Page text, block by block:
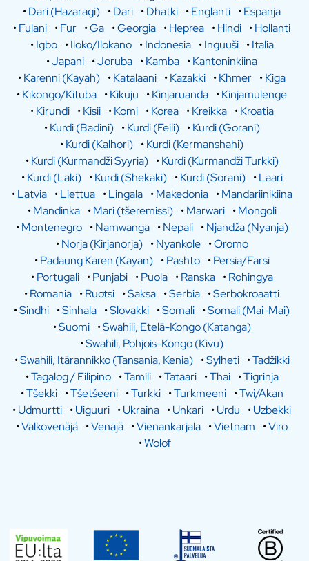
•Dari (Hazaragi) •Dari •Dhatki •Englanti •Espanja
•Fulani •Fur •Ga •Georgia •Heprea •Hindi •Hollanti
•Igbo •Iloko/Ilokano •Indonesia •Inguuši •Italia
•Japani •Joruba •Kamba •Kantoninkiina
•Karenni (Kayah) •Katalaani •Kazakki •Khmer •Kiga
•Kikongo/Kituba •Kikuju •Kinjaruanda •Kinjamulenge
•Kirundi •Kisii •Komi •Korea •Kreikka •Kroatia
•Kurdi (Badini) •Kurdi (Feili) •Kurdi (Gorani)
•Kurdi (Kalhori) •Kurdi (Kermanshahi)
•Kurdi (Kurmandži Syyria) •Kurdi (Kurmandži Turkki)
•Kurdi (Laki) •Kurdi (Shekaki) •Kurdi (Sorani) •Laari
•Latvia •Liettua •Lingala •Makedonia •Mandariinikiina
•Mandinka •Mari (tšeremissi) •Marwari •Mongoli
•Montenegro •Namwanga •Nepali •Njandža (Nyanja)
•Norja (Kirjanorja) •Nyankole •Oromo
•Padaung Karen (Kayan) •Pashto •Persia/Farsi
•Portugali •Punjabi •Puola •Ranska •Rohingya
•Romania •Ruotsi •Saksa •Serbia •Serbokroaatti
•Sindhi •Sinhala •Slovakki •Somali •Somali (Mai-Mai)
•Suomi •Swahili, Etelä-Kongo (Katanga)
•Swahili, Pohjois-Kongo (Kivu)
•Swahili, Itärannikko (Tansania, Kenia) •Sylheti •Tadžikki
•Tagalog / Filipino •Tamili •Tataari •Thai •Tigrinja
•Tšekki •Tšetšeeni •Turkki •Turkmeeni •Twi/Akan
•Udmurtti •Uiguuri •Ukraina •Unkari •Urdu •Uzbekki
•Valkovenäjä •Venäjä •Vienankarjala •Vietnam •Viro
•Wolof